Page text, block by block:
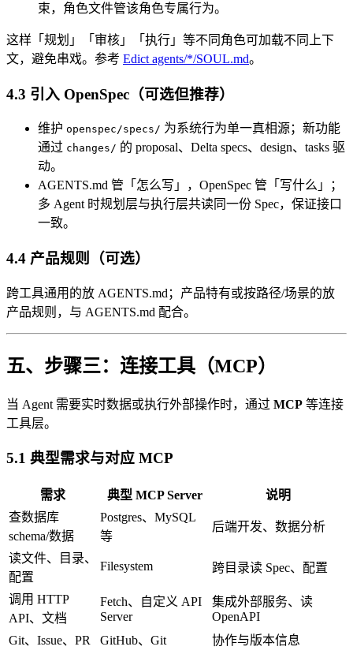
束，角色文件管该角色专属行为。
这样「规划」「审核」「执行」等不同角色可加载不同上下
文，避免串戏。参考 Edict agents/*/SOUL.md。
4.3 引入 OpenSpec（可选但推荐）
维护 openspec/specs/ 为系统行为单一真相源；新功能
通过 changes/ 的 proposal、Delta specs、design、tasks 驱
动。
AGENTS.md 管「怎么写」，OpenSpec 管「写什么」；
多 Agent 时规划层与执行层共读同一份 Spec，保证接口
一致。
4.4 产品规则（可选）
跨工具通用的放 AGENTS.md；产品特有或按路径/场景的放
产品规则，与 AGENTS.md 配合。
五、步骤三：连接工具（MCP）
当 Agent 需要实时数据或执行外部操作时，通过 MCP 等连接
工具层。
5.1 典型需求与对应 MCP
需求 典型 MCP Server
说明
查数据库
schema/数据
Postgres、MySQL
等
后端开发、数据分析
读文件、目录、
配置
Filesystem 跨目录读 Spec、配置
调用 HTTP
API、文档
Fetch、自定义 API
Server
集成外部服务、读
OpenAPI
Git、Issue、PR
GitHub、Git 协作与版本信息